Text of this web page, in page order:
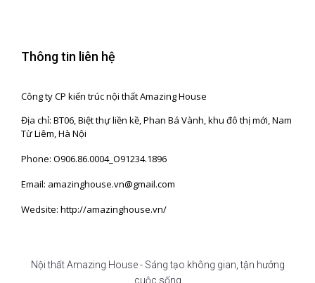
Thông tin liên hệ
Công ty CP kiến trúc nội thất Amazing House
Địa chỉ: BT06, Biệt thự liền kề, Phan Bá Vành, khu đô thị mới, Nam
Từ Liêm, Hà Nội
Phone: O906.86.0004_O91234.1896
Email: amazinghouse.vn@gmail.com
Wedsite: http://amazinghouse.vn/
Nội thất Amazing House - Sáng tạo không gian, tận hưởng
cuộc sống